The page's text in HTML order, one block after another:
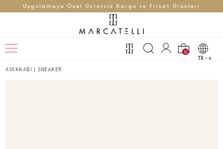
Uygulamaya Özel Ücretsiz Kargo ve Fırsat Ürünleri
0
TR - t
AYAKKABI | SNEAKER